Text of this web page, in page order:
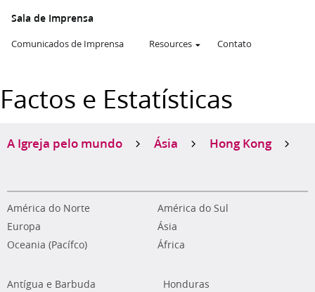
Sala de Imprensa
Comunicados de Imprensa Resources Contato
Factos e Estatísticas
A Igreja pelo mundo Ásia Hong Kong
América do Norte
América do Sul
Europa
Ásia
Oceania (Pacífco)
África
Antígua e Barbuda
Honduras